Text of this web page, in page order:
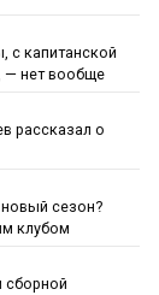
с капитанской
— нет вообще
рассказал о
сезон?
клубом